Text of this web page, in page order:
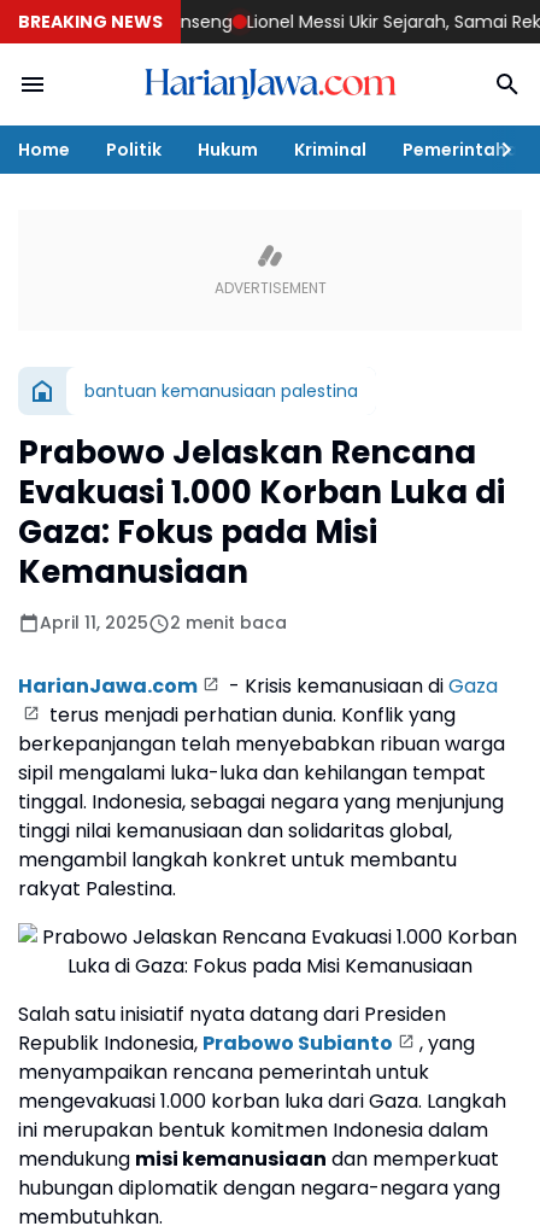
BREAKING NEWS
ke Negeri Ginseng Lionel Messi Ukir Sejarah, Samai Rekor
Home Politik Hukum Kriminal Pemerintahan
bantuan kemanusiaan palestina
Prabowo Jelaskan Rencana
Evakuasi 1.000 Korban Luka di
Gaza: Fokus pada Misi
Kemanusiaan
April 11, 2025 2 menit baca
HarianJawa.com - Krisis kemanusiaan diGaza
terus menjadi perhatian dunia. Konflik yang
berkepanjangan telah menyebabkan ribuan warga
sipil mengalami luka-luka dan kehilangan tempat
tinggal. Indonesia, sebagai negara yang menjunjung
tinggi nilai kemanusiaan dan solidaritas global,
mengambil langkah konkret untuk membantu
rakyat Palestina.
Salah satu inisiatif nyata datang dari Presiden
Republik Indonesia, Prabowo Subianto
, yang
menyampaikan rencana pemerintah untuk
mengevakuasi 1.000 korban luka dari Gaza. Langkah
ini merupakan bentuk komitmen Indonesia dalam
mendukung misi kemanusiaan dan memperkuat
hubungan diplomatik dengan negara-negara yang
membutuhkan.